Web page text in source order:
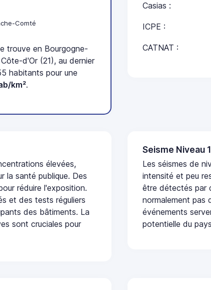
Comté
trouve en Bourgogne-
d'Or (21), au dernier
habitants pour une
km².
Casias :
ICPE :
CATNAT :
élevées,
la santé publique. Des
réduire l'exposition.
et des tests réguliers
des bâtiments. La
sont cruciales pour
Seisme Niveau 1
Les séismes de
intensité et peu
être détectés par
normalement pas
événements
potentielle du